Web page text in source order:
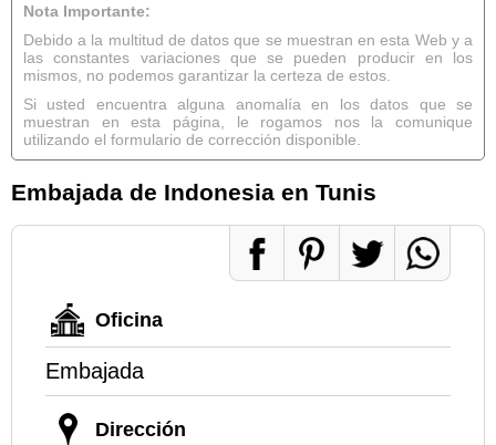
Nota Importante:
Debido a la multitud de datos que se muestran en esta Web y a
las constantes variaciones que se pueden producir en los
mismos, no podemos garantizar la certeza de estos.
Si usted encuentra alguna anomalía en los datos que se
muestran en esta página, le rogamos nos la comunique
utilizando el formulario de corrección disponible.
Embajada de Indonesia en Tunis
Oficina
Embajada
Dirección